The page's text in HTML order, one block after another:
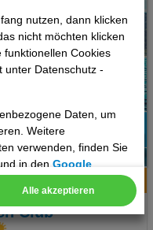
nutzen, dann klicken
nicht möchten klicken
Cookies
unter Datenschutz -
Daten, um
Weitere
verwenden, finden Sie
in denGoogle
Alle akzeptieren
62%
Club